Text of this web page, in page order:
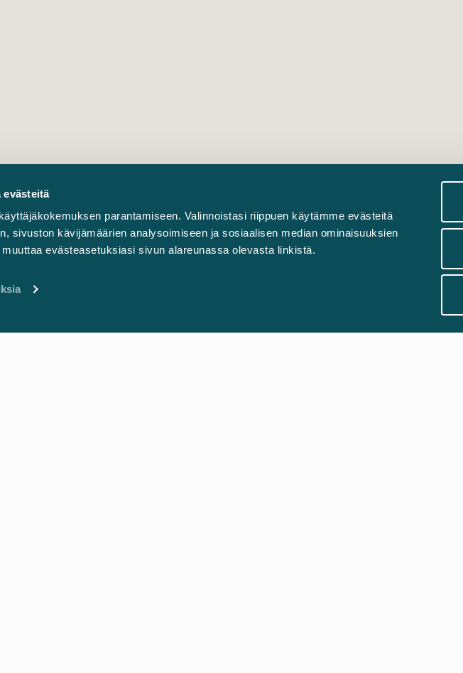
evästeitä
parantamiseen. Valinnoistasi riippuen käytämme evästeitä
sivuston kävijämäärien analysoimiseen ja sosiaalisen median ominaisuuksien
evästeasetuksiasi sivun alareunassa olevasta linkistä.